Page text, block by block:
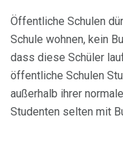
Öffentliche Schulen
Schule wohnen, kein
dass diese Schüler
öffentliche Schulen
außerhalb ihrer
Studenten selten mit